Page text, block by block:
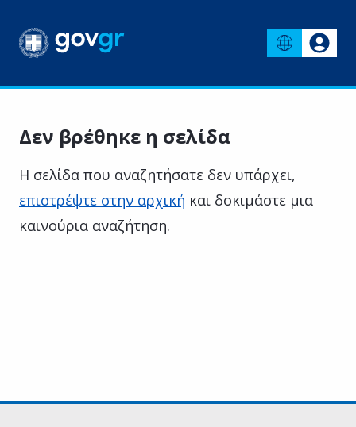
Δεν βρέθηκε η σελίδα
Η σελίδα που αναζητήσατε δεν υπάρχει,
επιστρέψτε στην αρχική και δοκιμάστε μια
καινούρια αναζήτηση.